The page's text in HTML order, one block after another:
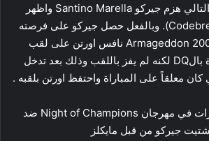
محبوب وفي الاسبوع التالي هزم جيركو Santino Marella واظهر
فينشره الجديد (Codebreaker). وبالفعل حصل جيركو على فرصته
للقب ففي مهرجان Armageddon 2007 نافس اورتن على لقب
الWWE وفاز بالمباراة بالDQ لكنه لم يفز باللقب وذلك بعد تدخل
خسر جيركو لقب القارات في مهرجان Night of Champions ضد
جيركو من قبل مايكلز